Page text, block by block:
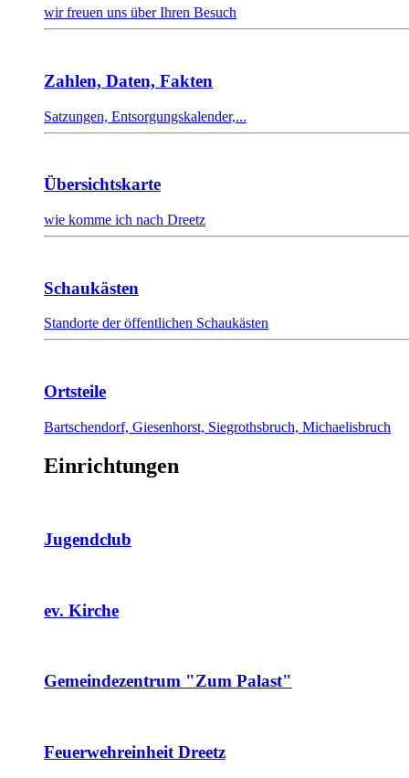
wir freuen uns über Ihren Besuch
Zahlen, Daten, Fakten
Satzungen, Entsorgungskalender,...
Übersichtskarte
wie komme ich nach Dreetz
Schaukästen
Standorte der öffentlichen Schaukästen
Ortsteile
Bartschendorf, Giesenhorst, Siegrothsbruch, Michaelisbruch
Einrichtungen
Jugendclub
ev. Kirche
Gemeindezentrum "Zum Palast"
Feuerwehreinheit Dreetz